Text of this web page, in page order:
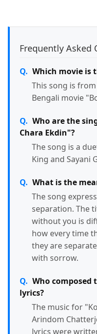
Frequently Asked
Which movie is
This song is
Bengali movie
Who are the
Chara Ekdin"?
The song is a
King and Sayani
What is the
The song
separation. The
without you is
how every time
they are
with sorrow.
Who composed
lyrics?
The music for
Arindom
lyrics were